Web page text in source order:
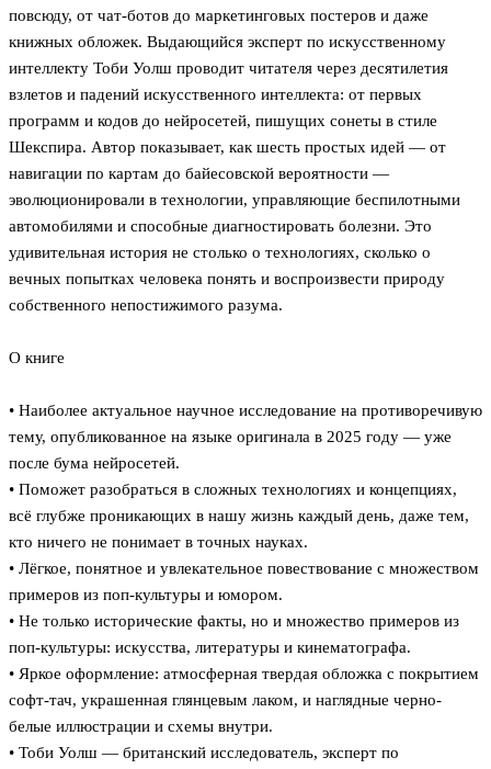
повсюду, от чат-ботов до маркетинговых постеров и даже
книжных обложек. Выдающийся эксперт по искусственному
интеллекту Тоби Уолш проводит читателя через десятилетия
взлетов и падений искусственного интеллекта: от первых
программ и кодов до нейросетей, пишущих сонеты в стиле
Шекспира. Автор показывает, как шесть простых идей — от
навигации по картам до байесовской вероятности —
эволюционировали в технологии, управляющие беспилотными
автомобилями и способные диагностировать болезни. Это
удивительная история не столько о технологиях, сколько о
вечных попытках человека понять и воспроизвести природу
собственного непостижимого разума.
О книге
• Наиболее актуальное научное исследование на противоречивую
тему, опубликованное на языке оригинала в 2025 году — уже
после бума нейросетей.
• Поможет разобраться в сложных технологиях и концепциях,
всё глубже проникающих в нашу жизнь каждый день, даже тем,
кто ничего не понимает в точных науках.
• Лёгкое, понятное и увлекательное повествование с множеством
примеров из поп-культуры и юмором.
• Не только исторические факты, но и множество примеров из
поп-культуры: искусства, литературы и кинематографа.
• Яркое оформление: атмосферная твердая обложка с покрытием
софт-тач, украшенная глянцевым лаком, и наглядные черно-
белые иллюстрации и схемы внутри.
• Тоби Уолш — британский исследователь, эксперт по